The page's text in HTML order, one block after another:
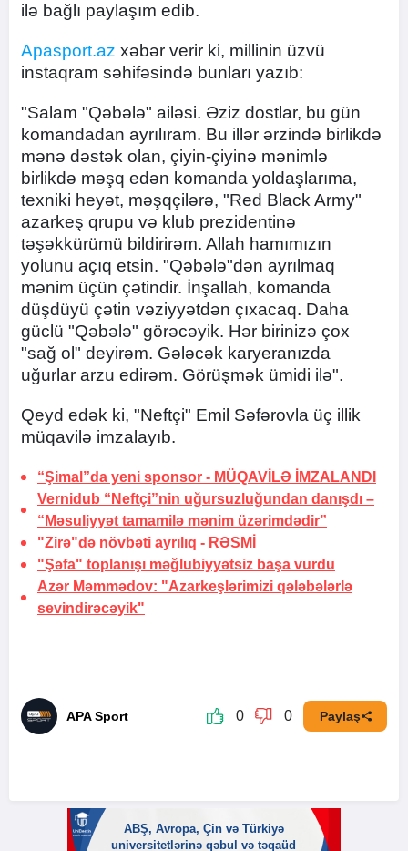
ilə bağlı paylaşım edib.
Apasport.az xəbər verir ki, millinin üzvü
instaqram səhifəsində bunları yazıb:
"Salam "Qəbələ" ailəsi. Əziz dostlar, bu gün
komandadan ayrılıram. Bu illər ərzində birlikdə
mənə dəstək olan, çiyin-çiyinə mənimlə
birlikdə məşq edən komanda yoldaşlarıma,
texniki heyət, məşqçilərə, "Red Black Army"
azarkeş qrupu və klub prezidentinə
təşəkkürümü bildirirəm. Allah hamımızın
yolunu açıq etsin. "Qəbələ"dən ayrılmaq
mənim üçün çətindir. İnşallah, komanda
düşdüyü çətin vəziyyətdən çıxacaq. Daha
güclü "Qəbələ" görəcəyik. Hər birinizə çox
"sağ ol" deyirəm. Gələcək karyeranızda
uğurlar arzu edirəm. Görüşmək ümidi ilə".
Qeyd edək ki, "Neftçi" Emil Səfərovla üç illik
müqavilə imzalayıb.
“Şimal”da yeni sponsor - MÜQAVİLƏ İMZALANDI
Vernidub “Neftçi”nin uğursuzluğundan danışdı –
“Məsuliyyət tamamilə mənim üzərimdədir”
"Zirə"də növbəti ayrılıq - RƏSMİ
"Şəfa" toplanışı məğlubiyyətsiz başa vurdu
Azər Məmmədov: "Azarkeşlərimizi qələbələrlə
sevindirəcəyik"
APA Sport 0 0 Paylaş